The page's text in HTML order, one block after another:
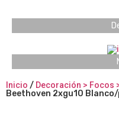
Inicio / Decoración > Focos
Beethoven 2xgu10